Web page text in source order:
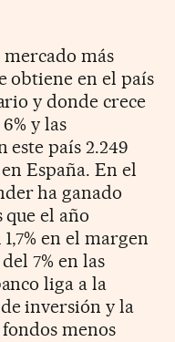
más
obtiene en el país
y donde crece
y las
este país 2.249
España. En el
ha ganado
que el año
en el margen
7% en las
liga a la
inversión y la
menos